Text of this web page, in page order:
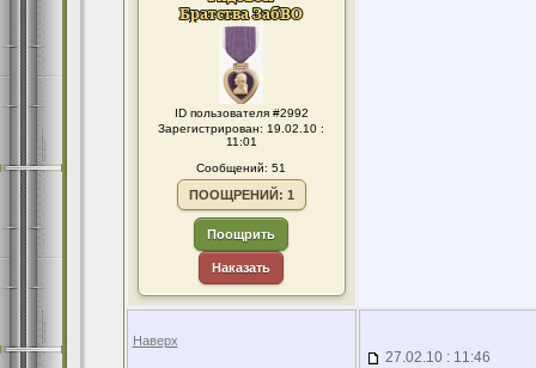
ID пользователя #2992
Зарегистрирован: 19.02.10 :
11:01
Сообщений: 51
ПООЩРЕНИЙ: 1
Поощрить
Наказать
Наверх
27.02.10 : 11:46